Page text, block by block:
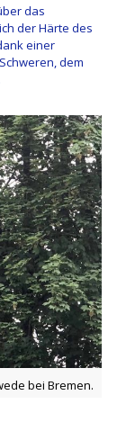
das
der Härte des
einer
dem
bei Bremen.